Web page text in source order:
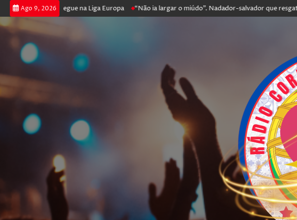
Ago 9, 2026
poker e prossegue na Liga Europa “Não ia largar o miúdo”. Nadador-salvador que resgatou